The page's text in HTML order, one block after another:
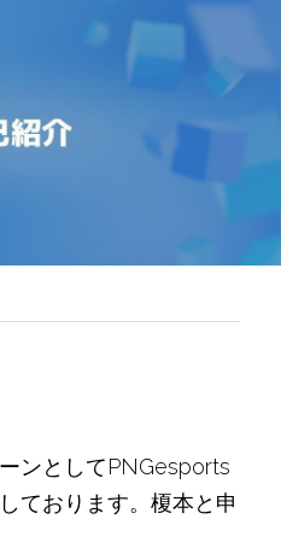
ンとしてPNGesports
ております。榎本と申